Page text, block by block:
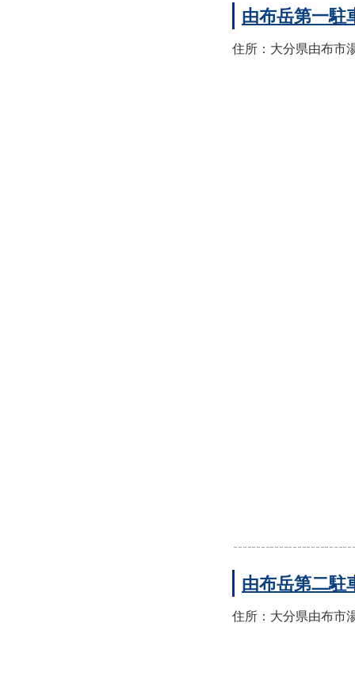
由布岳第一駐
住所：大分県由布市
由布岳第二駐
住所：大分県由布市